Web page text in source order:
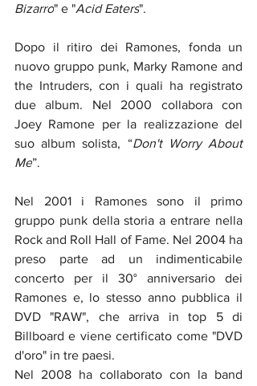
Bizarro" e "Acid Eaters".
Dopo il ritiro dei Ramones, fonda un
nuovo gruppo punk, Marky Ramone and
the Intruders, con i quali ha registrato
due album. Nel 2000 collabora con
Joey Ramone per la realizzazione del
suo album solista, “Don't Worry About
Me”.
Nel 2001 i Ramones sono il primo
gruppo punk della storia a entrare nella
Rock and Roll Hall of Fame. Nel 2004 ha
preso parte ad un indimenticabile
concerto per il 30° anniversario dei
Ramones e, lo stesso anno pubblica il
DVD "RAW", che arriva in top 5 di
Billboard e viene certificato come "DVD
d'oro" in tre paesi.
Nel 2008 ha collaborato con la band